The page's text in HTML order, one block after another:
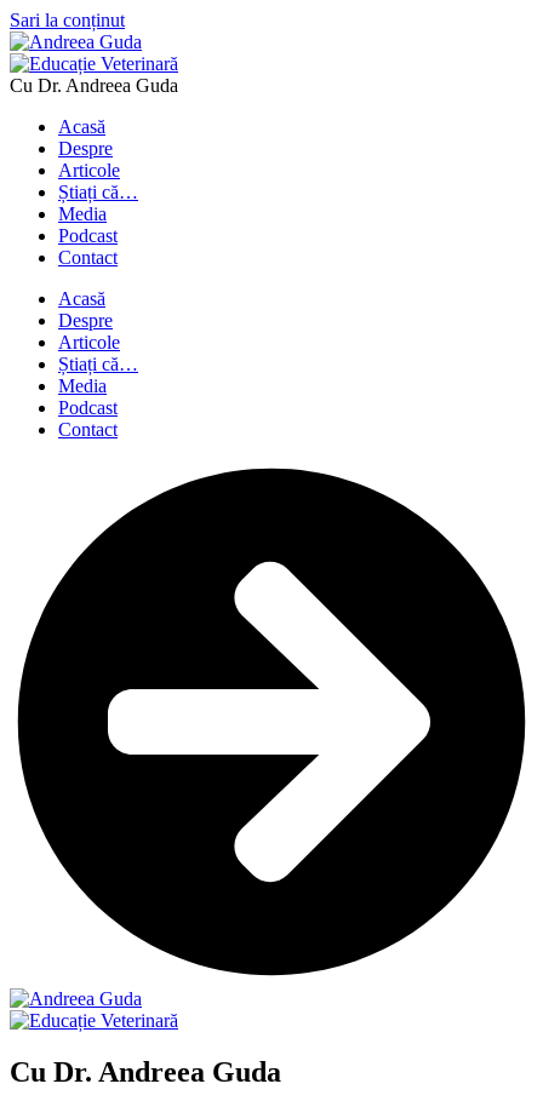
Sari la conținut
Cu Dr. Andreea Guda
Acasă
Despre
Articole
Știați că…
Media
Podcast
Contact
Acasă
Despre
Articole
Știați că…
Media
Podcast
Contact
Cu Dr. Andreea Guda